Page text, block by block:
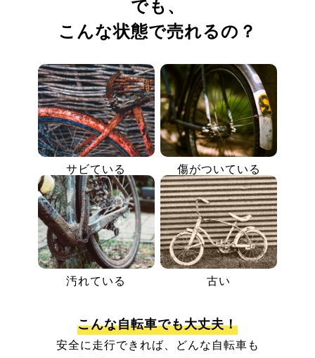
でも、
こんな状態で売れるの？
サビている 傷がついている
汚れている 古い
こんな自転車でも大丈夫！
安全に走行できれば、どんな自転車も